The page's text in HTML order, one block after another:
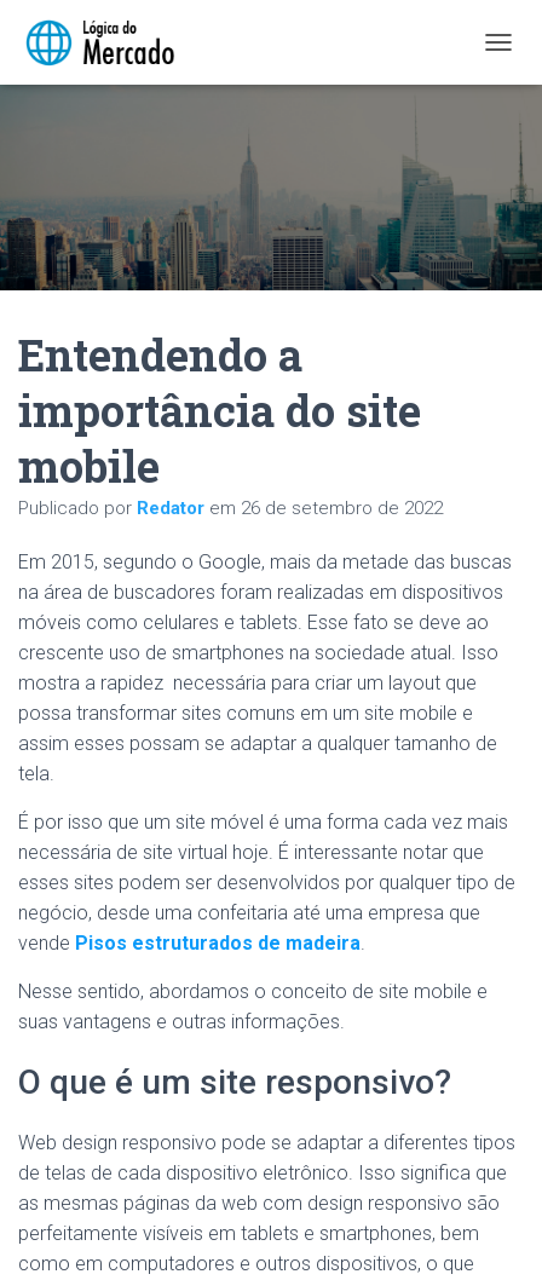
L
A
R
N
A
V
Entendendo a
importância do site
mobile
Publicado por Redator em 26 de setembro de 2022
Em 2015, segundo o Google, mais da metade das buscas
na área de buscadores foram realizadas em dispositivos
móveis como celulares e tablets. Esse fato se deve ao
crescente uso de smartphones na sociedade atual. Isso
mostra a rapidez necessária para criar um layout que
possa transformar sites comuns em um site mobile e
assim esses possam se adaptar a qualquer tamanho de
tela.
É por isso que um site móvel é uma forma cada vez mais
necessária de site virtual hoje. É interessante notar que
esses sites podem ser desenvolvidos por qualquer tipo de
negócio, desde uma confeitaria até uma empresa que
vende Pisos estruturados de madeira.
Nesse sentido, abordamos o conceito de site mobile e
suas vantagens e outras informações.
O que é um site responsivo?
Web design responsivo pode se adaptar a diferentes tipos
de telas de cada dispositivo eletrônico. Isso significa que
as mesmas páginas da web com design responsivo são
perfeitamente visíveis em tablets e smartphones, bem
como em computadores e outros dispositivos, o que